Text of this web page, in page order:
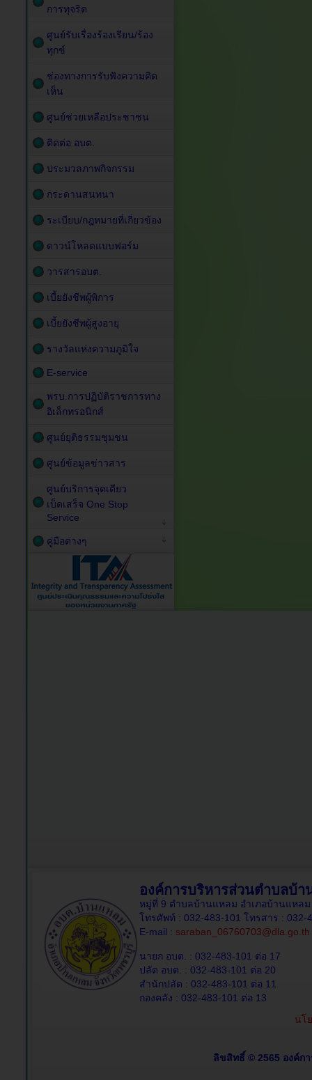
การทุจริต
ศูนย์รับเรื่องร้องเรียน/ร้อง
ทุกข์
ช่องทางการรับฟังความคิด
เห็น
ศูนย์ช่วยเหลือประชาชน
ติดต่อ อบต.
ประมวลภาพกิจกรรม
กระดานสนทนา
ระเบียบ/กฎหมายที่เกี่ยวข้อง
ดาวน์โหลดแบบฟอร์ม
วารสารอบต.
เบี้ยยังชีพผู้พิการ
เบี้ยยังชีพผู้สูงอายุ
รางวัลแห่งความภูมิใจ
E-service
พรบ.การปฏิบัติราชการทาง
อิเล็กทรอนิกส์
ศูนย์ยุติธรรมชุมชน
ศูนย์ข้อมูลข่าวสาร
ศูนย์บริการจุดเดียว
เบ็ดเสร็จ One Stop
Service
คู่มือต่างๆ
องค์การบริหารส่วนตำบลบ้า
หมู่ที่ 9 ตำบลบ้านแหลม อำเภอบ้านแหลม
โทรศัพท์ : 032-483-101 โทรสาร : 032-
E-mail : saraban_06760703@dla.go.th
นายก อบต. : 032-483-101 ต่อ 17
ปลัด อบต. : 032-483-101 ต่อ 20
สำนักปลัด : 032-483-101 ต่อ 11
กองคลัง : 032-483-101 ต่อ 13
นโ
ลิขสิทธิ์ © 2565 องค์ก